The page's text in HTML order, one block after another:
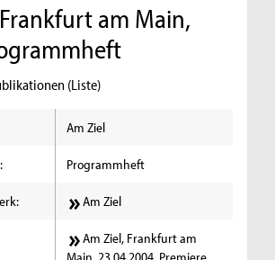
am Main,
(Liste)
Am Ziel
Programmheft
Am Ziel
Am Ziel, Frankfurt am
Main, 23.04.2004, Premiere